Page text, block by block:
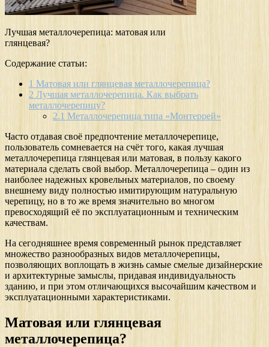
Лучшая металлочерепица: матовая или
глянцевая?
Содержание статьи:
1 Матовая или глянцевая металлочерепица?
2 Лучшая металлочерепица. Как выбрать
металлочерепицу?
2.1 Металлочерепица типа «Монтеррей»
Часто отдавая своё предпочтение металлочерепице,
пользователь сомневается на счёт того, какая лучшая
металлочерепица глянцевая или матовая, в пользу какого
материала сделать свой выбор. Металлочерепица – один из
наиболее надежных кровельных материалов, по своему
внешнему виду полностью имитирующим натуральную
черепицу, но в то же время значительно во многом
превосходящий её по эксплуатационным и техническим
качествам.
На сегодняшнее время современный рынок представляет
множество разнообразных видов металлочерепицы,
позволяющих воплощать в жизнь самые смелые дизайнерские
и архитектурные замыслы, придавая индивидуальность
зданию, и при этом отличающихся высочайшим качеством и
эксплуатационными характеристиками.
Матовая или глянцевая
металлочерепица?